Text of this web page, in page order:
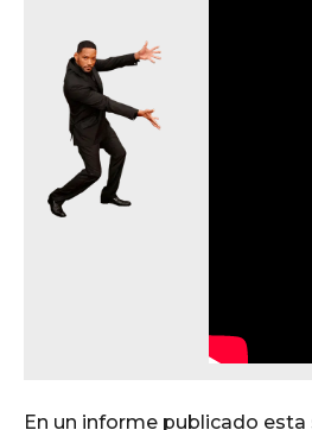
En un informe publicado